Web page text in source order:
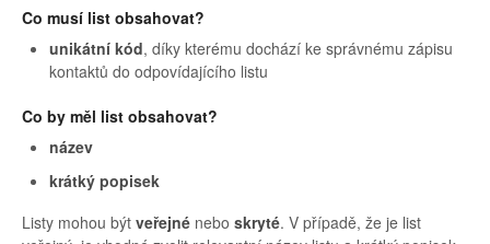
Co musí list obsahovat?
unikátní kód, díky kterému dochází ke správnému zápisu
kontaktů do odpovídajícího listu
Co by měl list obsahovat?
název
krátký popisek
Listy mohou být veřejné nebo skryté. V případě, že je list